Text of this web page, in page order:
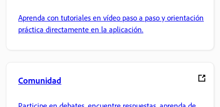
Aprenda con tutoriales en vídeo paso a paso y orientación
práctica directamente en la aplicación.
Comunidad